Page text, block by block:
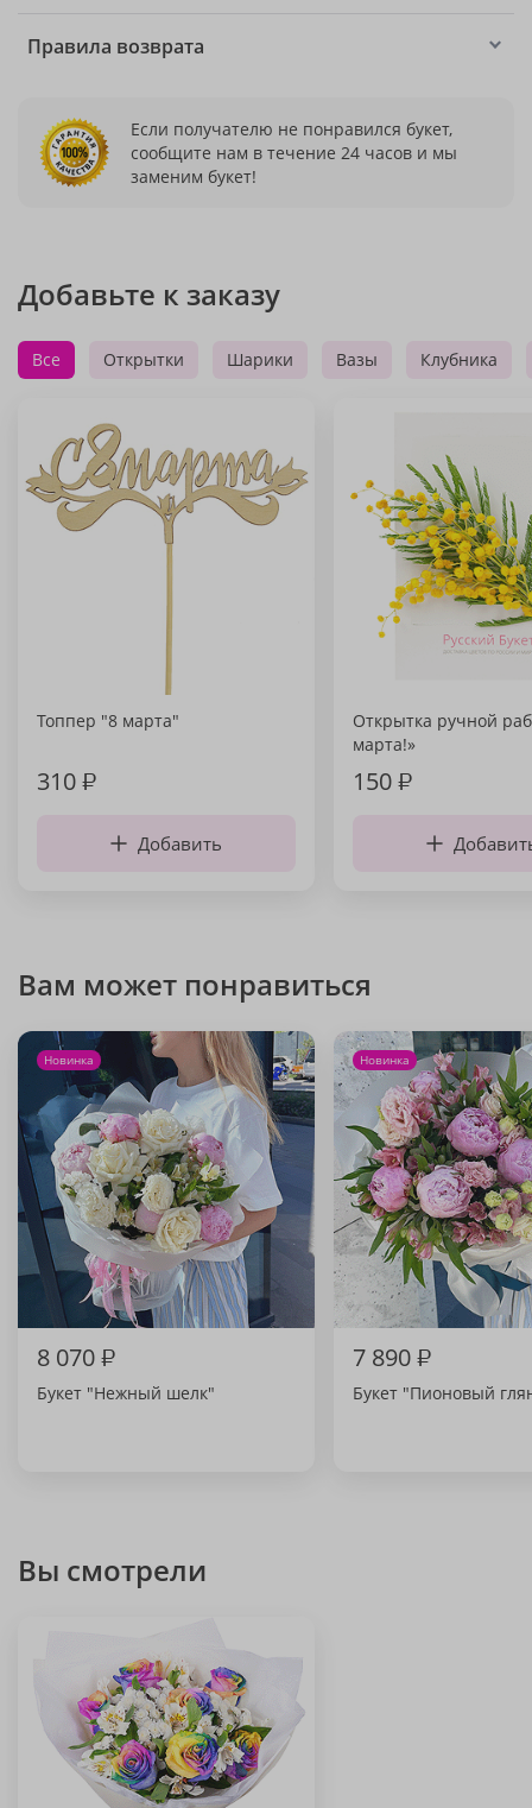
Правила возврата
Если получателю не понравился букет,
сообщите нам в течение 24 часов и мы
заменим букет!
Добавьте к заказу
Все Открытки Шарики Вазы Клубника
Топпер "8 марта"
310₽
Добавить
Открытка ручной
марта!»
150₽
Вам может понравиться
Новинка
8 070₽
Букет "Нежный шелк"
Новинка
7 890₽
Букет "Пионовый
Вы смотрели